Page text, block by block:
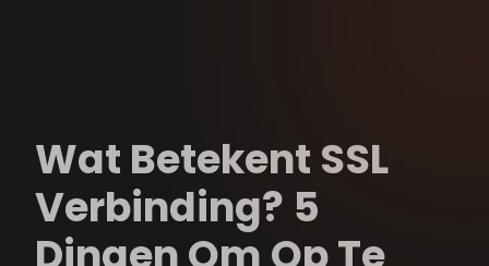
Wat Betekent SSL
Verbinding? 5